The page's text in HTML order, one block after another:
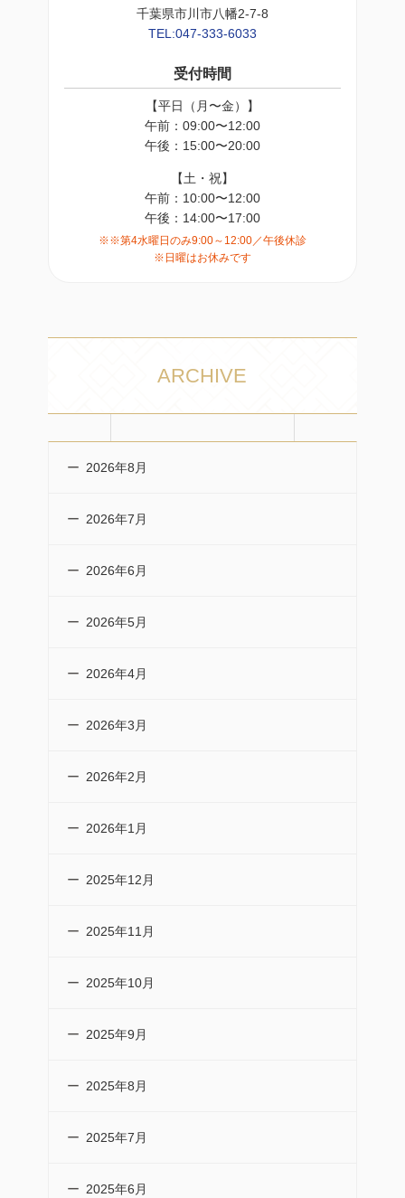
千葉県市川市八幡2-7-8
TEL:047-333-6033
受付時間
【平日（月〜金）】
午前：09:00〜12:00
午後：15:00〜20:00
【土・祝】
午前：10:00〜12:00
午後：14:00〜17:00
※※第4水曜日のみ9:00～12:00／午後休診
※日曜はお休みです
ARCHIVE
2026年8月
2026年7月
2026年6月
2026年5月
2026年4月
2026年3月
2026年2月
2026年1月
2025年12月
2025年11月
2025年10月
2025年9月
2025年8月
2025年7月
2025年6月